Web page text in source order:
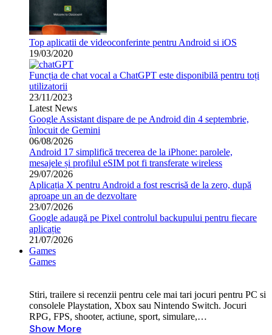
Top aplicatii de videoconferinte pentru Android si iOS
19/03/2020
Funcția de chat vocal a ChatGPT este disponibilă pentru toți
utilizatorii
23/11/2023
Latest News
Google Assistant dispare de pe Android din 4 septembrie,
înlocuit de Gemini
06/08/2026
Android 17 simplifică trecerea de la iPhone: parolele,
mesajele și profilul eSIM pot fi transferate wireless
29/07/2026
Aplicația X pentru Android a fost rescrisă de la zero, după
aproape un an de dezvoltare
23/07/2026
Google adaugă pe Pixel controlul backupului pentru fiecare
aplicație
21/07/2026
Games
Games
Stiri, trailere si recenzii pentru cele mai tari jocuri pentru PC si
consolele Playstation, Xbox sau Nintendo Switch. Jocuri
RPG, FPS, shooter, actiune, sport, simulare,…
Show More